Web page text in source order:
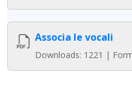
Associa le vocali
Downloads: 1221 |